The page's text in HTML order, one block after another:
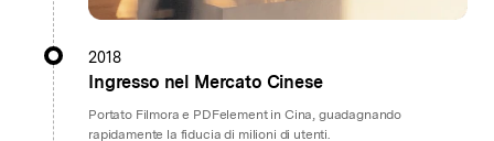
2018
Ingresso nel Mercato Cinese
Portato Filmora e PDFelement in Cina, guadagnando
rapidamente la fiducia di milioni di utenti.